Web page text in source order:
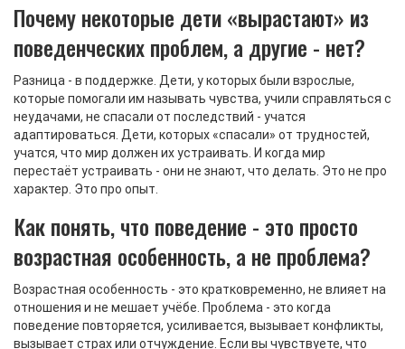
Почему некоторые дети «вырастают» из
поведенческих проблем, а другие - нет?
Разница - в поддержке. Дети, у которых были взрослые,
которые помогали им называть чувства, учили справляться с
неудачами, не спасали от последствий - учатся
адаптироваться. Дети, которых «спасали» от трудностей,
учатся, что мир должен их устраивать. И когда мир
перестаёт устраивать - они не знают, что делать. Это не про
характер. Это про опыт.
Как понять, что поведение - это просто
возрастная особенность, а не проблема?
Возрастная особенность - это кратковременно, не влияет на
отношения и не мешает учёбе. Проблема - это когда
поведение повторяется, усиливается, вызывает конфликты,
вызывает страх или отчуждение. Если вы чувствуете, что